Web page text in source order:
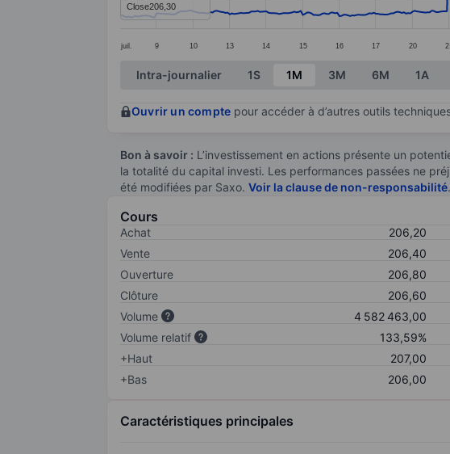
juil. 9 10 13 14 15 16 17 20 21
Close206,30
End of interactive chart.
Intra-journalier 1S 1M 3M 6M 1A
Ouvrir un compte pour accéder à d’autres outils
Bon à savoir : L’investissement en actions présente un
la totalité du capital investi. Les performances passées ne
été modifiées par Saxo. Voir la clause de non-responsabilité.
Cours
Achat 206,20
Vente
206,40
Ouverture
206,80
Clôture
206,60
Volume
4 582 463,00
Volume relatif
133,59%
+Haut
207,00
+Bas
206,00
Caractéristiques principales